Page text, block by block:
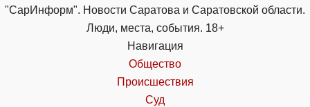
"СарИнформ". Новости Саратова и Саратовской области.
Люди, места, события. 18+
Навигация
Общество
Происшествия
Суд